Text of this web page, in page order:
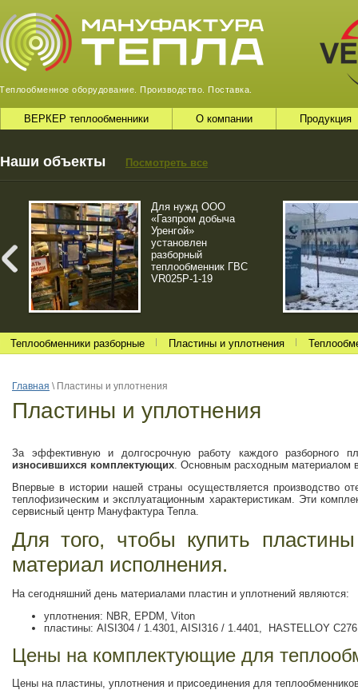
ВЕРКЕР теплообменники О компании Продукция
Наши объекты Посмотреть все
Для нужд ООО
«Газпром добыча
Уренгой»
установлен
разборный
теплообменник ГВС
VR025P-1-19
Теплообменники разборные Пластины и уплотнения
Главная \ Пластины и уплотнения
Пластины и уплотнения
За эффективную и долгосрочную работу каждого разборного
износившихся комплектующих. Основным расходным материалом
Впервые в истории нашей страны осуществляется производство
теплофизическим и эксплуатационным характеристикам. Эти
сервисный центр Мануфактура Тепла.
Для того, чтобы купить
материал исполнения.
На сегодняшний день материалами пластин и уплотнений являются:
уплотнения: NBR, EPDM, Viton
пластины: AISI304 / 1.4301, AISI316 / 1.4401, HASTELLOY
Цены на комплектующие для
Цены на пластины, уплотнения и присоединения для